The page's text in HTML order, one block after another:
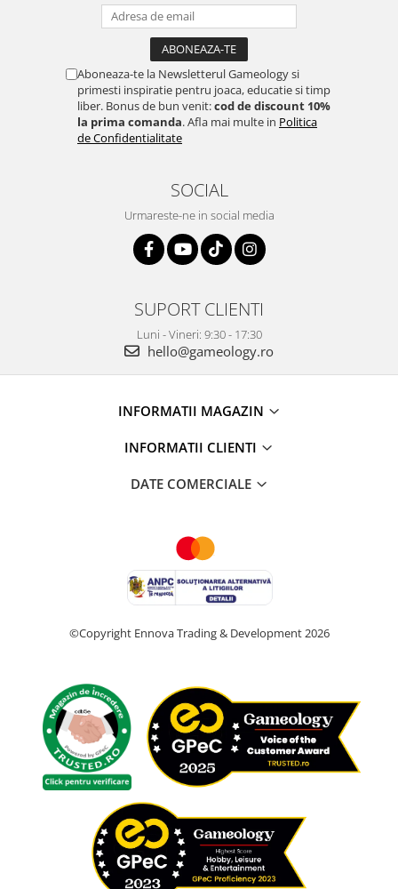
Aboneaza-te la Newsletterul Gameology si
primesti inspiratie pentru joaca, educatie si timp
liber. Bonus de bun venit:cod de discount 10%
la prima comanda. Afla mai multe in Politica
de Confidentialitate
SOCIAL
Urmareste-ne in social media
SUPORT CLIENTI
Luni - Vineri: 9:30 - 17:30
hello@gameology.ro
INFORMATII MAGAZIN
INFORMATII CLIENTI
DATE COMERCIALE
©Copyright Ennova Trading & Development 2026